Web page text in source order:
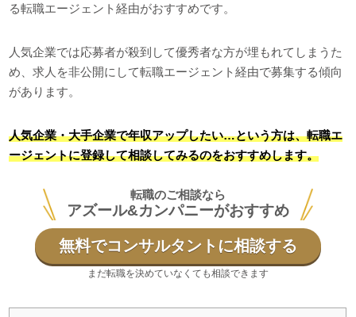
る転職エージェント経由がおすすめです。
人気企業では応募者が殺到して優秀者な方が埋もれてしまうた
め、求人を非公開にして転職エージェント経由で募集する傾向
があります。
人気企業・大手企業で年収アップしたい…という方は、転職エ
ージェントに登録して相談してみるのをおすすめします。
転職のご相談なら
アズール&カンパニーがおすすめ
無料でコンサルタントに相談する
まだ転職を決めていなくても相談できます